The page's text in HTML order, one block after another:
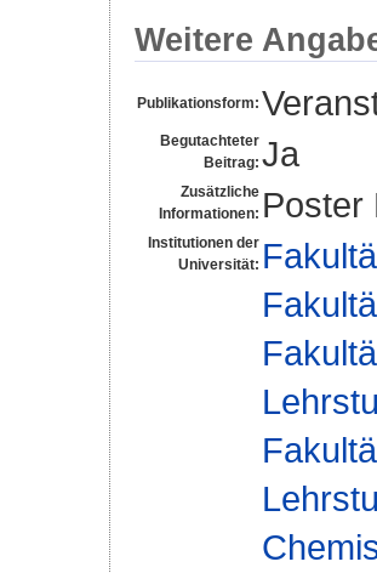
Weitere
Publikationsform:
Begutachteter
Beitrag: Ja
Zusätzliche
Informationen: Poster
Institutionen der
Universität: